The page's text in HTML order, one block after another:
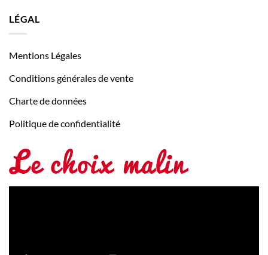
LÉGAL
Mentions Légales
Conditions générales de vente
Charte de données
Politique de confidentialité